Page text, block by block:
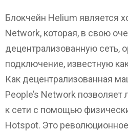
Блокчейн Helium является
Network, которая, в свою
децентрализованную сеть,
подключение, известную
Как децентрализованная
People’s Network
к сети с помощью
Hotspot. Это